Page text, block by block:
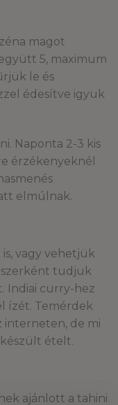
magot
5, maximum
le és
édesítve igyuk
Naponta 2-3 kis
érzékenyeknél
elmúlnak.
vagy vehetjük
tudjuk
Indiai curry-hez
ízét. Temérdek
de mi
ételt.
ajánlott a tahini